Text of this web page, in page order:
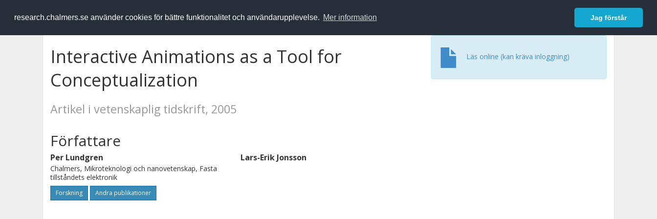
research.chalmers.se använder cookies för bättre funktionalitet och användarupplevelse. Mer information Jag förstår
RESEARCH.chalmers.se Logga in
Interactive Animations as a Tool for
Conceptualization
Artikel i vetenskaplig tidskrift, 2005
Läs online (kan kräva inloggning)
Författare
Per Lundgren
Chalmers, Mikroteknologi och nanovetenskap, Fasta
tillståndets elektronik
Forskning Andra publikationer
Lars-Erik Jonsson